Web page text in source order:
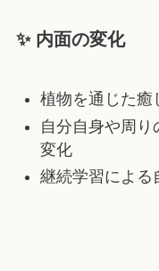
✨ 内面の変化
植物を通じた癒
自分自身や周り
変化
継続学習による